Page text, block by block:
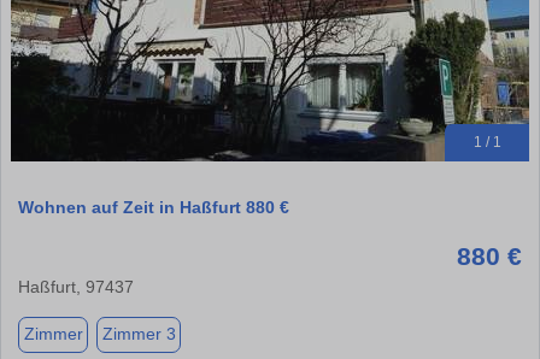
1 / 1
Wohnen auf Zeit in Haßfurt 880 €
880 €
Haßfurt, 97437
Zimmer Zimmer 3